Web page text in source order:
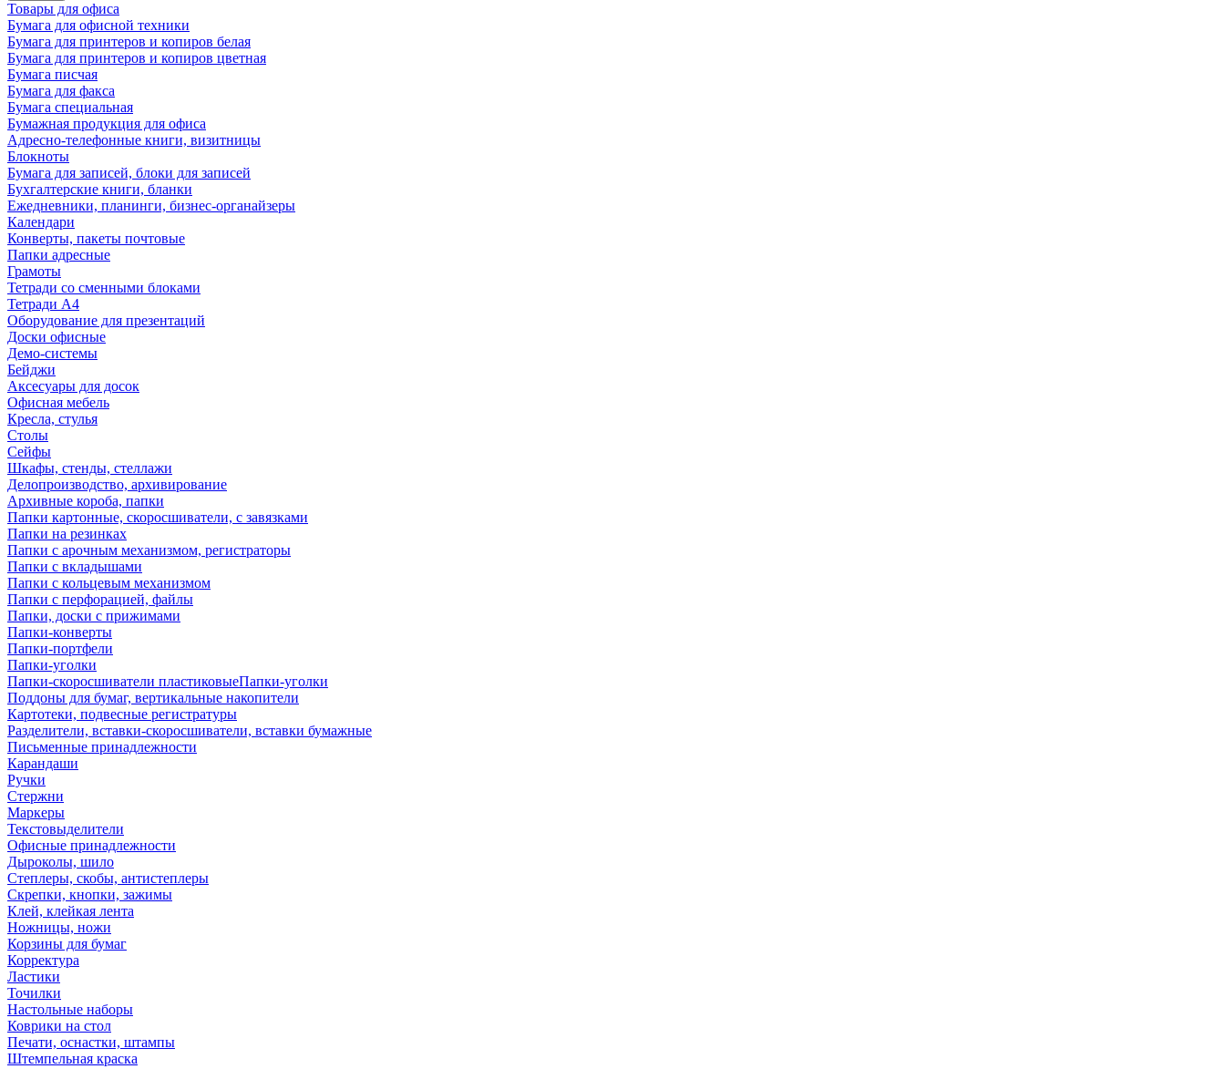
Товары для офиса
Бумага для офисной техники
Бумага для принтеров и копиров белая
Бумага для принтеров и копиров цветная
Бумага писчая
Бумага для факса
Бумага специальная
Бумажная продукция для офиса
Адресно-телефонные книги, визитницы
Блокноты
Бумага для записей, блоки для записей
Бухгалтерские книги, бланки
Ежедневники, планинги, бизнес-органайзеры
Календари
Конверты, пакеты почтовые
Папки адресные
Грамоты
Тетради со сменными блоками
Тетради А4
Оборудование для презентаций
Доски офисные
Демо-системы
Бейджи
Аксесуары для досок
Офисная мебель
Кресла, стулья
Столы
Сейфы
Шкафы, стенды, стеллажи
Делопроизводство, архивирование
Архивные короба, папки
Папки картонные, скоросшиватели, с завязками
Папки на резинках
Папки с арочным механизмом, регистраторы
Папки с вкладышами
Папки с кольцевым механизмом
Папки с перфорацией, файлы
Папки, доски с прижимами
Папки-конверты
Папки-портфели
Папки-уголки
Папки-скоросшиватели пластиковыеПапки-уголки
Поддоны для бумаг, вертикальные накопители
Картотеки, подвесные регистратуры
Разделители, вставки-скоросшиватели, вставки бумажные
Письменные принадлежности
Карандаши
Ручки
Стержни
Маркеры
Текстовыделители
Офисные принадлежности
Дыроколы, шило
Степлеры, скобы, антистеплеры
Скрепки, кнопки, зажимы
Клей, клейкая лента
Ножницы, ножи
Корзины для бумаг
Корректура
Ластики
Точилки
Настольные наборы
Коврики на стол
Печати, оснастки, штампы
Штемпельная краска